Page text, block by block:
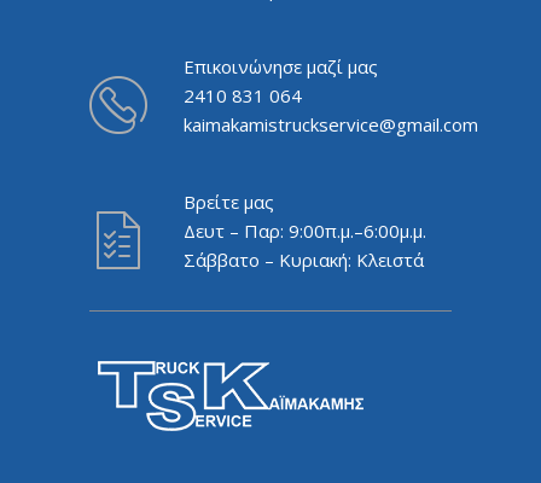
Επικοινώνησε μαζί μας
2410 831 064
kaimakamistruckservice@gmail.com
Βρείτε μας
Δευτ – Παρ: 9:00π.μ.–6:00μ.μ.
Σάββατο – Κυριακή: Κλειστά